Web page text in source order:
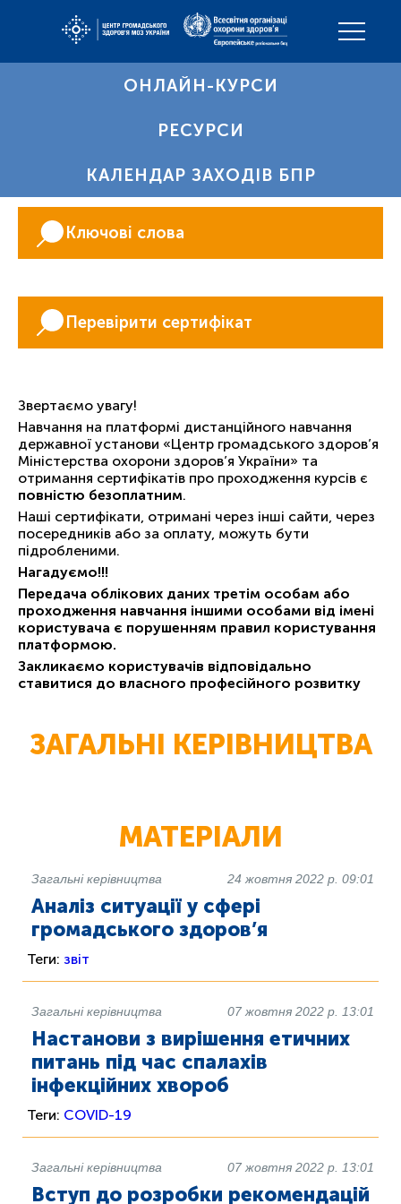
ОНЛАЙН-КУРСИ
РЕСУРСИ
КАЛЕНДАР ЗАХОДІВ БПР
Ключові слова
Перевірити сертифікат
Звертаємо увагу!
Навчання на платформі дистанційного навчання
державної установи «Центр громадського здоров’я
Міністерства охорони здоров’я України» та
отримання сертифікатів про проходження курсів є
повністю безоплатним.
Наші сертифікати, отримані через інші сайти, через
посередників або за оплату, можуть бути
підробленими.
Нагадуємо!!!
Передача облікових даних третім особам або
проходження навчання іншими особами від імені
користувача є порушенням правил користування
платформою.
Закликаємо користувачів відповідально
ставитися до власного професійного розвитку
ЗАГАЛЬНІ КЕРІВНИЦТВА
МАТЕРІАЛИ
Загальні керівництва 24 жовтня 2022 р. 09:01
Аналіз ситуації у сфері
громадського здоров’я
Теги: звіт
Загальні керівництва 07 жовтня 2022 р. 13:01
Настанови з вирішення етичних
питань під час спалахів
інфекційних хвороб
Теги: COVID-19
Загальні керівництва 07 жовтня 2022 р. 13:01
Вступ до розробки рекомендацій